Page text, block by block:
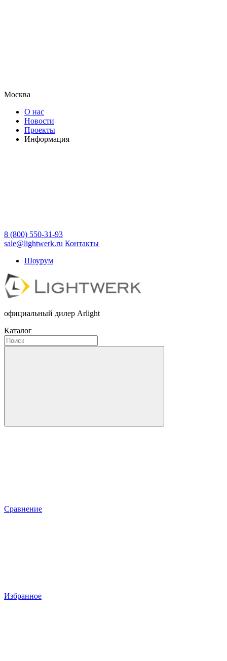
Москва
О нас
Новости
Проекты
Информация
8 (800) 550-31-93
sale@lightwerk.ru Контакты
Шоурум
официальный дилер Arlight
Каталог
Сравнение
Избранное